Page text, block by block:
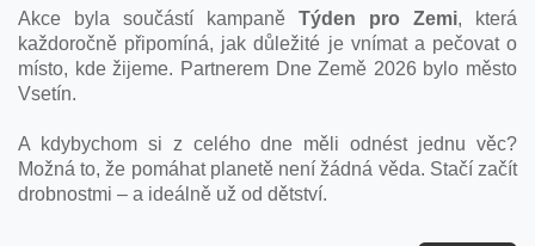
Akce byla součástí kampaně Týden pro Zemi, která
každoročně připomíná, jak důležité je vnímat a pečovat o
místo, kde žijeme. Partnerem Dne Země 2026 bylo město
Vsetín.
A kdybychom si z celého dne měli odnést jednu věc?
Možná to, že pomáhat planetě není žádná věda. Stačí začít
drobnostmi – a ideálně už od dětství.